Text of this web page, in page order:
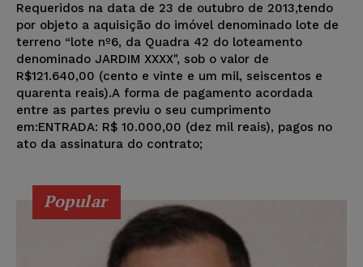
Requeridos na data de 23 de outubro de 2013,tendo
por objeto a aquisição do imóvel denominado lote de
terreno “lote nº6, da Quadra 42 do loteamento
denominado JARDIM XXXX", sob o valor de
R$121.640,00 (cento e vinte e um mil, seiscentos e
quarenta reais).A forma de pagamento acordada
entre as partes previu o seu cumprimento
em:ENTRADA: R$ 10.000,00 (dez mil reais), pagos no
ato da assinatura do contrato;
Popular